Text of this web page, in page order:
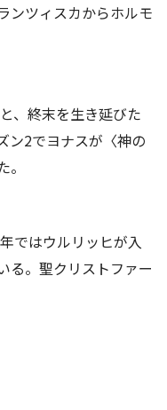
ンツィスカからホルモ
、終末を生き延びた
ン2でヨナスが〈神の
ではウルリッヒが入
る。聖クリストファー